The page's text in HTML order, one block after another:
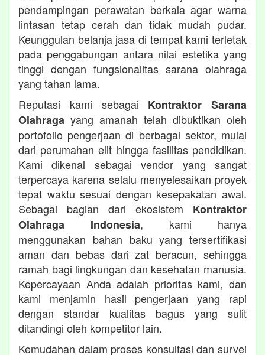
pendampingan perawatan berkala agar warna
lintasan tetap cerah dan tidak mudah pudar.
Keunggulan belanja jasa di tempat kami terletak
pada penggabungan antara nilai estetika yang
tinggi dengan fungsionalitas sarana olahraga
yang tahan lama.
Reputasi kami sebagai Kontraktor Sarana
Olahraga yang amanah telah dibuktikan oleh
portofolio pengerjaan di berbagai sektor, mulai
dari perumahan elit hingga fasilitas pendidikan.
Kami dikenal sebagai vendor yang sangat
terpercaya karena selalu menyelesaikan proyek
tepat waktu sesuai dengan kesepakatan awal.
Sebagai bagian dari ekosistem Kontraktor
Olahraga Indonesia, kami hanya
menggunakan bahan baku yang tersertifikasi
aman dan bebas dari zat beracun, sehingga
ramah bagi lingkungan dan kesehatan manusia.
Kepercayaan Anda adalah prioritas kami, dan
kami menjamin hasil pengerjaan yang rapi
dengan standar kualitas bagus yang sulit
ditandingi oleh kompetitor lain.
Kemudahan dalam proses konsultasi dan survei